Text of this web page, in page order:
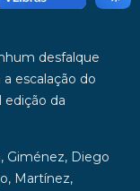
desfalque
a escalação do
da
Giménez, Diego
Martínez,